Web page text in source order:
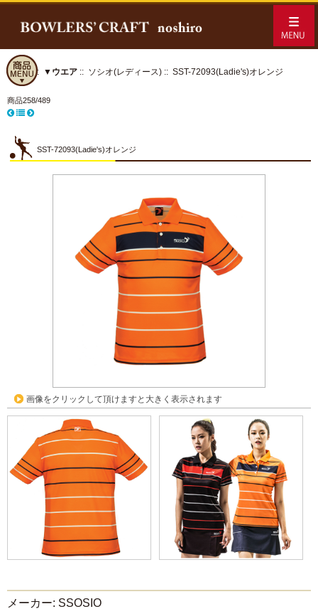
ホーム:: ▼ウエア :: ソシオ(レディース) :: SST-72093(Ladie's)オレンジ
商品258/489
SST-72093(Ladie's)オレンジ
画像をクリックして頂けますと大きく表示されます
メーカー: SSOSIO